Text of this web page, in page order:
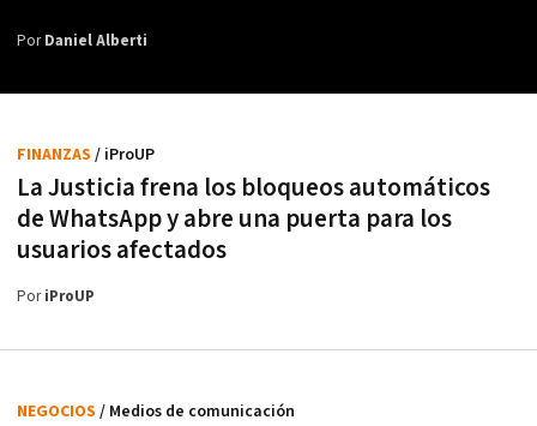
PorDaniel Alberti
La Justicia frena los bloqueos automáticos
de WhatsApp y abre una puerta para los
usuarios afectados
FINANZAS / iProUP
PoriProUP
NEGOCIOS / Medios de comunicación